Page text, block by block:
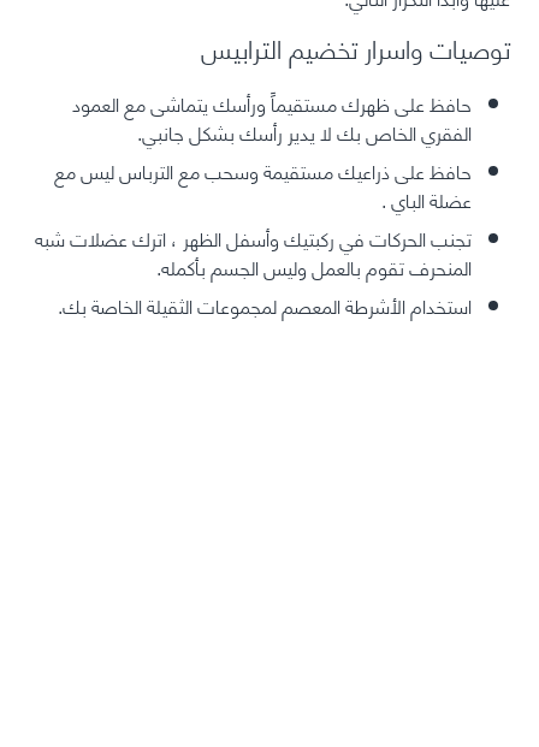
توصيات واسرار تخضيم الترابيس
حافظ على ظهرك مستقيماً ورأسك يتماشى مع العمود
الفقري الخاص بك لا يدير رأسك بشكل جانبي.
حافظ على ذراعيك مستقيمة وسحب مع الترباس ليس مع
عضلة الباي .
تجنب الحركات في ركبتيك وأسفل الظهر ، اترك عضلات شبه
المنحرف تقوم بالعمل وليس الجسم بأكمله.
استخدام الأشرطة المعصم لمجموعات الثقيلة الخاصة بك.